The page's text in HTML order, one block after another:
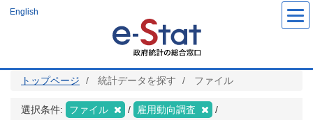
ツ
English
トップページ 統計データを探す ファイル
選択条件: ファイル 雇用動向調査